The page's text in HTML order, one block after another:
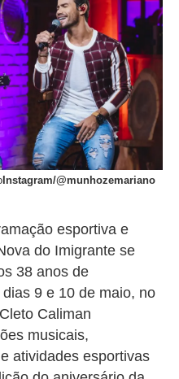
Instagram/@munhozemariano
esportiva e
do Imigrante se
38 anos de
9 e 10 de maio, no
Caliman
musicais,
atividades esportivas